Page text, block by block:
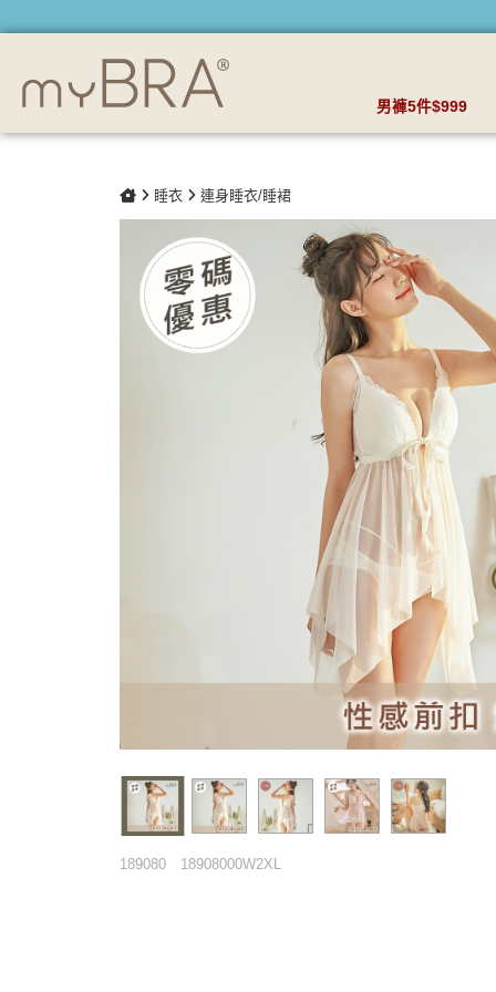
男褲5件$999
睡衣 連身睡衣/睡裙
189080 18908000W2XL